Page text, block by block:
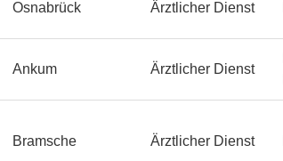
Osnabrück Ärztlicher Dienst
Ankum Ärztlicher Dienst
Bramsche Ärztlicher Dienst